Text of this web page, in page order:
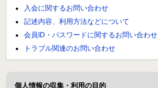
入会に関するお問い合わせ
記述内容、利用方法などについて
会員ID・パスワードに関するお問い合わせ
トラブル関連のお問い合わせ
個人情報の収集・利用の目的